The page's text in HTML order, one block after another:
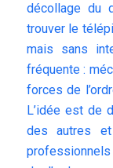
décollage du
trouver le
mais sans
fréquente :
forces de
L’idée est de
des autres